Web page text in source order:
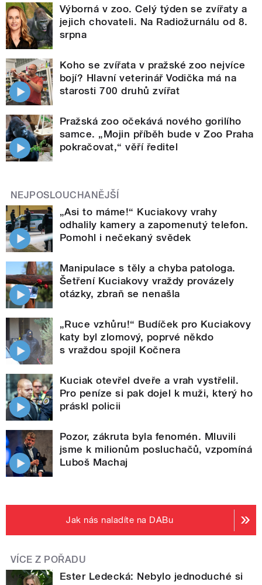
Výborná v zoo. Celý týden se zvířaty a
jejich chovateli. Na Radiožurnálu od 8.
srpna
Koho se zvířata v pražské zoo nejvíce
bojí? Hlavní veterinář Vodička má na
starosti 700 druhů zvířat
Pražská zoo očekává nového gorilího
samce. „Mojin příběh bude v Zoo Praha
pokračovat,“ věří ředitel
NEJPOSLOUCHANĚJŠÍ
„Asi to máme!“ Kuciakovy vrahy
odhalily kamery a zapomenutý telefon.
Pomohl i nečekaný svědek
Manipulace s těly a chyba patologa.
Šetření Kuciakovy vraždy provázely
otázky, zbraň se nenašla
„Ruce vzhůru!“ Budíček pro Kuciakovy
katy byl zlomový, poprvé někdo
s vraždou spojil Kočnera
Kuciak otevřel dveře a vrah vystřelil.
Pro peníze si pak dojel k muži, který ho
práskl policii
Pozor, zákruta byla fenomén. Mluvili
jsme k milionům posluchačů, vzpomíná
Luboš Machaj
Jak nás naladíte na DABu
VÍCE Z POŘADU
Ester Ledecká: Nebylo jednoduché si